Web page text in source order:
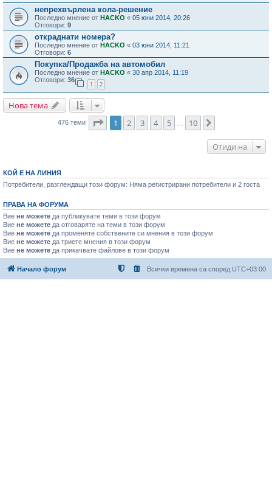
непрехвърлена кола-решение
Последно мнение от HACKO « 05 юни 2014, 20:26
Отговори: 9
откраднати номера?
Последно мнение от HACKO « 03 юни 2014, 11:21
Отговори: 6
Покупка/Продажба на автомобил
Последно мнение от HACKO « 30 апр 2014, 11:19
Отговори: 36
1 2
Нова тема
476 теми Страница1 от
1 2 3 4 5 10
Отиди на
КОЙ Е НА ЛИНИЯ
Потребители, разглеждащи този форум: Няма регистрирани потребители и 2 госта
ПРАВА НА ФОРУМА
Вие не можете да публикувате теми в този форум
Вие не можете да отговаряте на теми в този форум
Вие не можете да променяте собствените си мнения в този форум
Вие не можете да триете мнения в този форум
Вие не можете да прикачвате файлове в този форум
Начало форум Всички времена са според UTC+03:00